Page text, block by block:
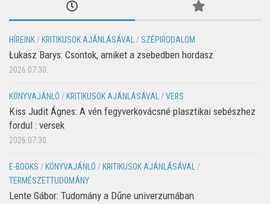
HÍREINK /KRITIKUSOK AJÁNLÁSÁVAL / SZÉPIRODALOM
Łukasz Barys: Csontok, amiket a zsebedben hordasz
2026.07.30.
KÖNYVAJÁNLÓ /KRITIKUSOK AJÁNLÁSÁVAL /VERS
Kiss Judit Ágnes: A vén fegyverkovácsné plasztikai sebészhez
fordul : versek
2026.07.30.
E-BOOKS /KÖNYVAJÁNLÓ /KRITIKUSOK AJÁNLÁSÁVAL /
TERMÉSZETTUDOMÁNY
Lente Gábor: Tudomány a Dűne univerzumában